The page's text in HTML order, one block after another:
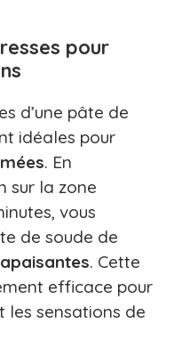
pour
d’une pâte de
idéales pour
. En
sur la zone
vous
de soude de
apaisantes. Cette
efficace pour
les sensations de